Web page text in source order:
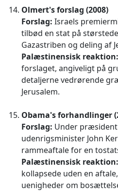
Olmert's forslag (2008)
Forslag: Israels
tilbød en stat på
Gazastriben og deling af
Palæstinensisk reaktion:
forslaget, angiveligt på
detaljerne vedrørende
Jerusalem.
Obama's forhandlinger
Forslag: Under
udenrigsminister John
rammeaftale for en
Palæstinensisk reaktion:
kollapsede uden en
uenigheder om